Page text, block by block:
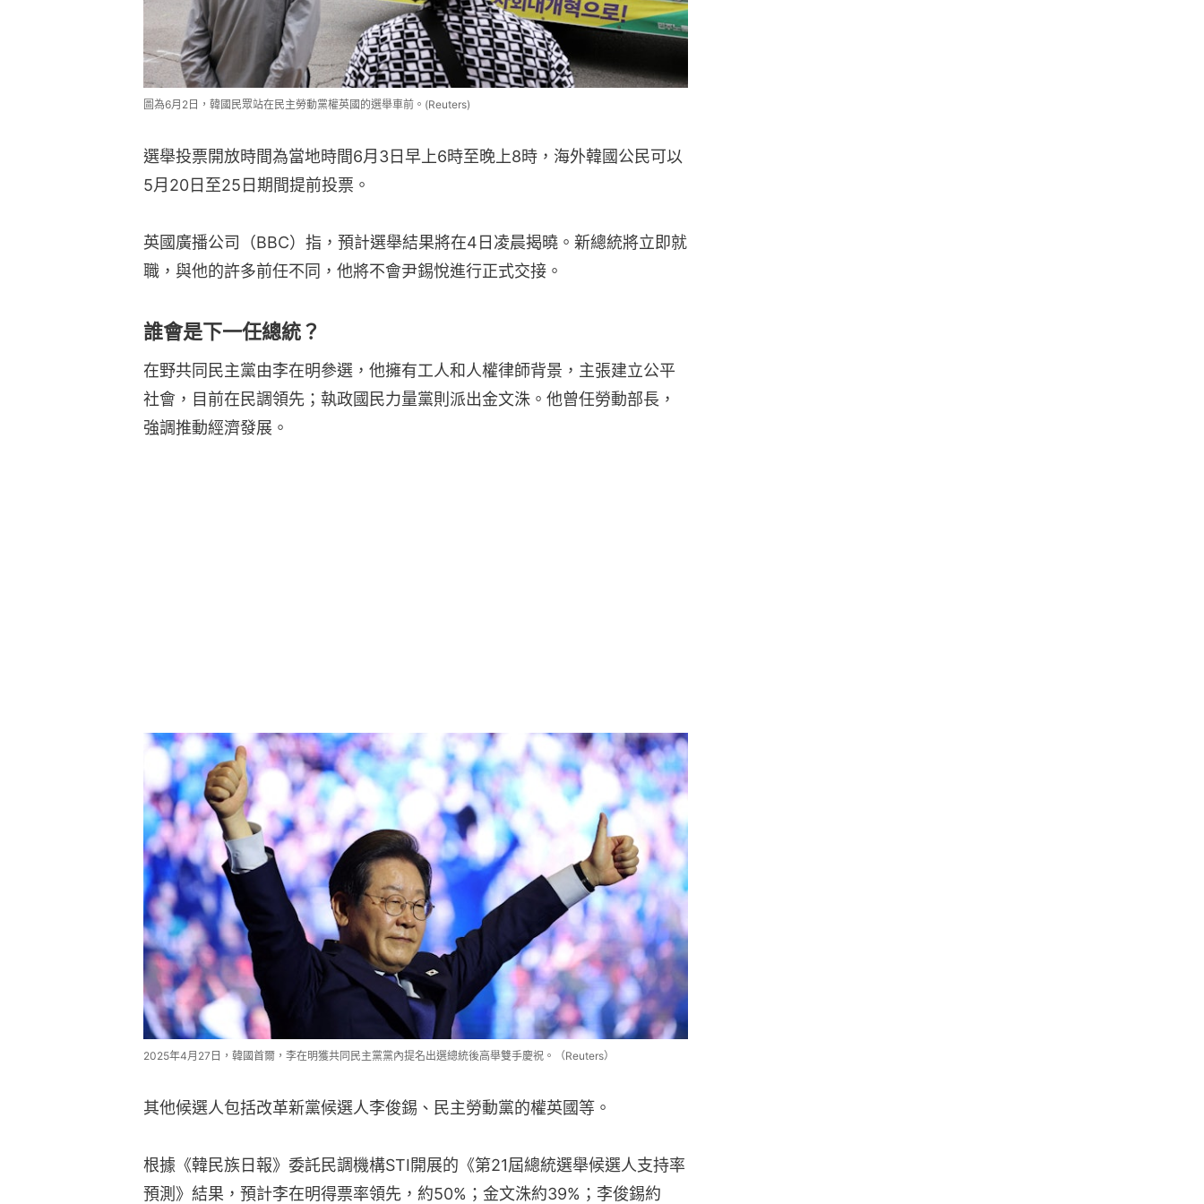
圖為6月2日，韓國民眾站在民主勞動黨權英國的選舉車前。(Reuters)
選舉投票開放時間為當地時間6月3日早上6時至晚上8時，海外韓國公民可以
5月20日至25日期間提前投票。
英國廣播公司（BBC）指，預計選舉結果將在4日凌晨揭曉。新總統將立即就
職，與他的許多前任不同，他將不會尹錫悅進行正式交接。
誰會是下一任總統？
在野共同民主黨由李在明參選，他擁有工人和人權律師背景，主張建立公平
社會，目前在民調領先；執政國民力量黨則派出金文洙。他曾任勞動部長，
強調推動經濟發展。
2025年4月27日，韓國首爾，李在明獲共同民主黨黨內提名出選總統後高舉雙手慶祝。（Reuters）
其他候選人包括改革新黨候選人李俊錫、民主勞動黨的權英國等。
根據《韓民族日報》委託民調機構STI開展的《第21屆總統選舉候選人支持率
預測》結果，預計李在明得票率領先，約50%；金文洙約39%；李俊錫約